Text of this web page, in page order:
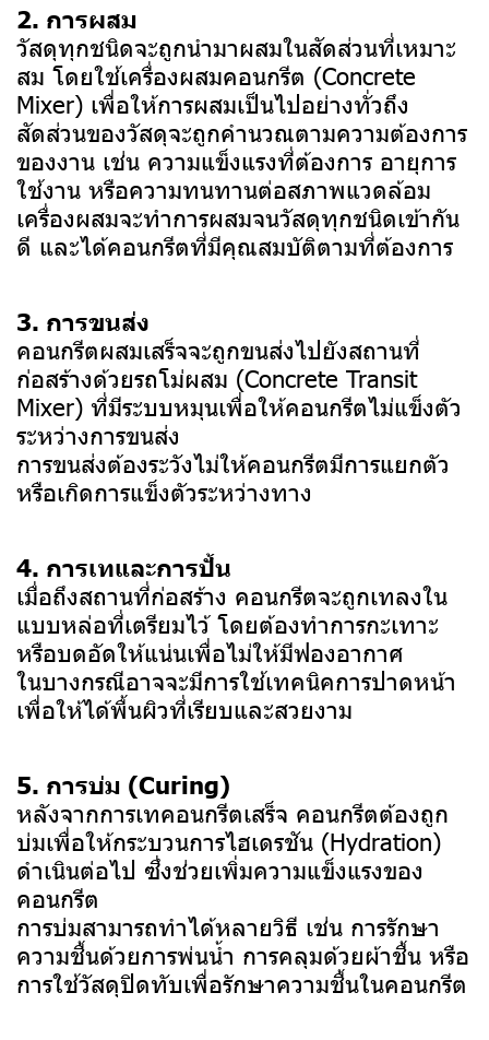
2. การผสม
วัสดุทุกชนิดจะถูกนำมาผสมในสัดส่วนที่เหมาะ
สม โดยใช้เครื่องผสมคอนกรีต (Concrete
Mixer) เพื่อให้การผสมเป็นไปอย่างทั่วถึง
สัดส่วนของวัสดุจะถูกคำนวณตามความต้องการ
ของงาน เช่น ความแข็งแรงที่ต้องการ อายุการ
ใช้งาน หรือความทนทานต่อสภาพแวดล้อม
เครื่องผสมจะทำการผสมจนวัสดุทุกชนิดเข้ากัน
ดี และได้คอนกรีตที่มีคุณสมบัติตามที่ต้องการ
3. การขนส่ง
คอนกรีตผสมเสร็จจะถูกขนส่งไปยังสถานที่
ก่อสร้างด้วยรถโม่ผสม (Concrete Transit
Mixer) ที่มีระบบหมุนเพื่อให้คอนกรีตไม่แข็งตัว
ระหว่างการขนส่ง
การขนส่งต้องระวังไม่ให้คอนกรีตมีการแยกตัว
หรือเกิดการแข็งตัวระหว่างทาง
4. การเทและการปั้น
เมื่อถึงสถานที่ก่อสร้าง คอนกรีตจะถูกเทลงใน
แบบหล่อที่เตรียมไว้ โดยต้องทำการกะเทาะ
หรือบดอัดให้แน่นเพื่อไม่ให้มีฟองอากาศ
ในบางกรณีอาจจะมีการใช้เทคนิคการปาดหน้า
เพื่อให้ได้พื้นผิวที่เรียบและสวยงาม
5. การบ่ม (Curing)
หลังจากการเทคอนกรีตเสร็จ คอนกรีตต้องถูก
บ่มเพื่อให้กระบวนการไฮเดรชัน (Hydration)
ดำเนินต่อไป ซึ่งช่วยเพิ่มความแข็งแรงของ
คอนกรีต
การบ่มสามารถทำได้หลายวิธี เช่น การรักษา
ความชื้นด้วยการพ่นน้ำ การคลุมด้วยผ้าชื้น หรือ
การใช้วัสดุปิดทับเพื่อรักษาความชื้นในคอนกรีต